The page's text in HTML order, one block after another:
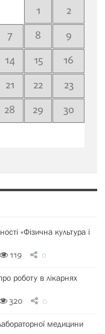
1
2
7 8
9
14 15
16
21 22
23
28 29
30
«Фізична культура і
119 0
роботу в лікарнях
320 0
медицини